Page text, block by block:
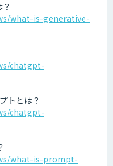
what-is-generative-
chatgpt-
トとは？
chatgpt-
what-is-prompt-